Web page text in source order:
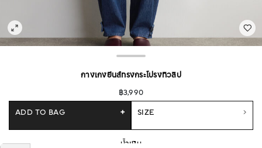
กางเกงยีนส์ทรงกระโปรงทิวลิป
฿3,990
SIZE
ADD TO BAG +
น้ำเงิน